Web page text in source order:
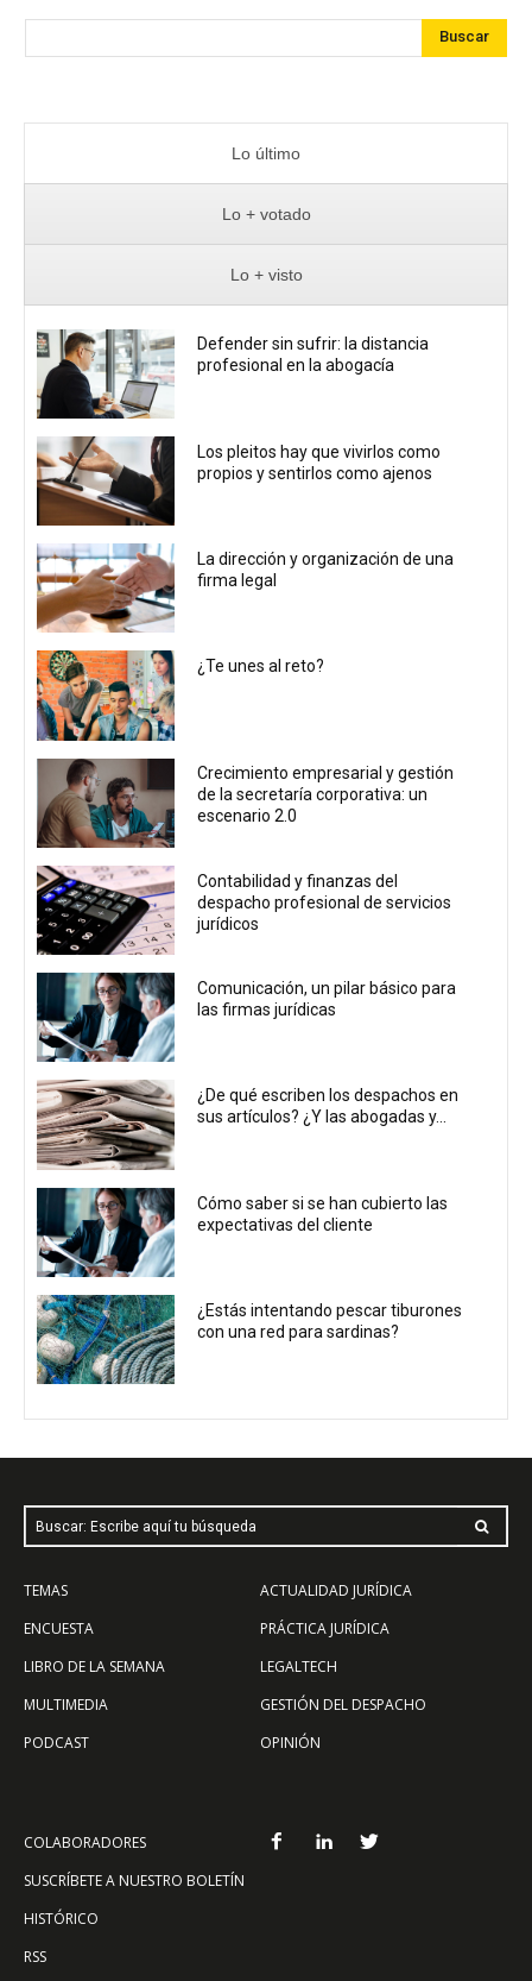
Buscar
Lo último
Lo + votado
Lo + visto
Defender sin sufrir: la distancia
profesional en la abogacía
Los pleitos hay que vivirlos como
propios y sentirlos como ajenos
La dirección y organización de una
firma legal
¿Te unes al reto?
Crecimiento empresarial y gestión
de la secretaría corporativa: un
escenario 2.0
Contabilidad y finanzas del
despacho profesional de servicios
jurídicos
Comunicación, un pilar básico para
las firmas jurídicas
¿De qué escriben los despachos en
sus artículos? ¿Y las abogadas y...
Cómo saber si se han cubierto las
expectativas del cliente
¿Estás intentando pescar tiburones
con una red para sardinas?
Buscar: Escribe aquí tu búsqueda
TEMAS
ENCUESTA
LIBRO DE LA SEMANA
MULTIMEDIA
PODCAST
ACTUALIDAD JURÍDICA
PRÁCTICA JURÍDICA
LEGALTECH
GESTIÓN DEL DESPACHO
OPINIÓN
COLABORADORES
SUSCRÍBETE A NUESTRO BOLETÍN
HISTÓRICO
RSS